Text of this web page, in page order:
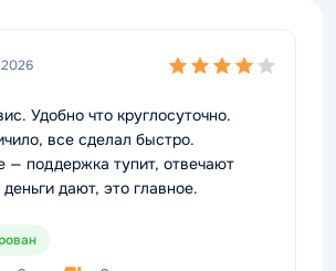
Удобно что круглосуточно.
все сделал быстро.
— поддержка тупит, отвечают
дают, это главное.